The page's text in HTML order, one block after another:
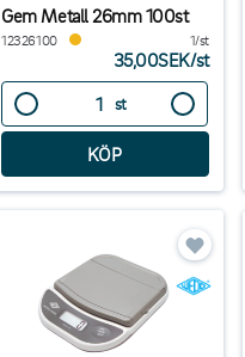
Gem Metall 26mm 100st
12326100 1/st
35,00SEK/st
st